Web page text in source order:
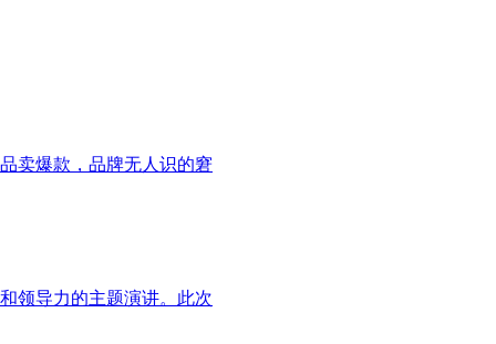
卖爆款，品牌无人识的窘
领导力的主题演讲。此次